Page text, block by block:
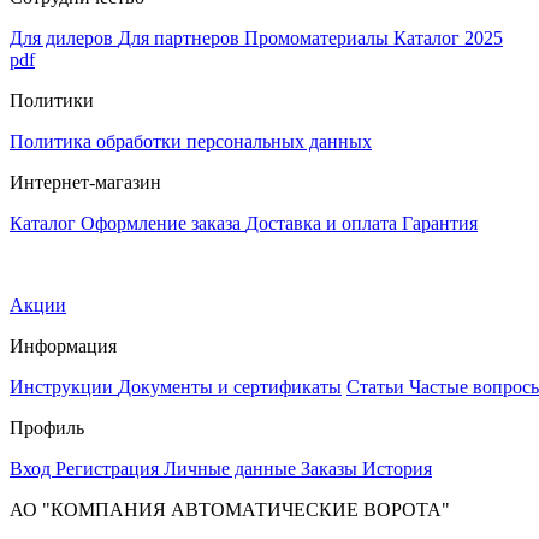
Для дилеров Для партнеров Промоматериалы Каталог 2025
pdf
Политики
Политика обработки персональных данных
Интернет-магазин
Каталог Оформление заказа Доставка и оплата Гарантия
Акции
Информация
Инструкции Документы и сертификаты Статьи Частые
Профиль
Вход Регистрация Личные данные Заказы История
АО "КОМПАНИЯ АВТОМАТИЧЕСКИЕ ВОРОТА"